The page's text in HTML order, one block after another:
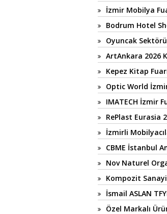
İzmir Mobilya
Bodrum Hotel
Oyuncak
ArtAnkara 2026
Kepez Kitap
Optic World
IMATECH İzmir
RePlast Eurasia
İzmirli
CBME İstanbul
Nov Naturel
Kompozit
İsmail ASLAN
Özel Markalı